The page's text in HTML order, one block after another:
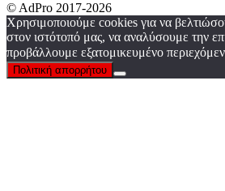
© AdPro 2017-2026
Χρησιμοποιούμε cookies για να
στον ιστότοπό μας, να αναλύσουμε την
προβάλλουμε εξατομικευμένο
Πολιτική απορρήτου